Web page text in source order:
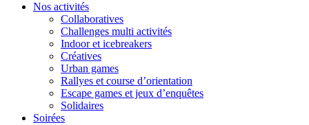
Nos activités
Collaboratives
Challenges multi activités
Indoor et icebreakers
Créatives
Urban games
Rallyes et course d’orientation
Escape games et jeux d’enquêtes
Solidaires
Soirées